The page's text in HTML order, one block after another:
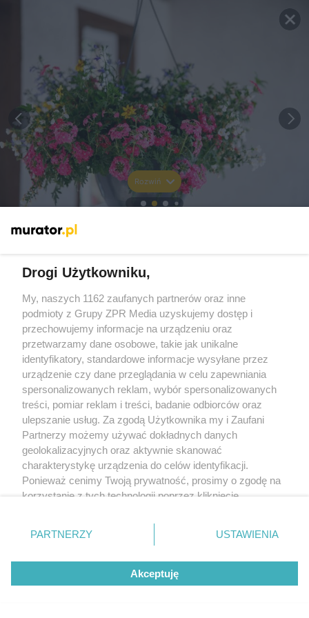
Rozwiń
Drogi Użytkowniku,
My, naszych 1162 zaufanych partnerów oraz inne
podmioty z Grupy ZPR Media uzyskujemy dostęp i
przechowujemy informacje na urządzeniu oraz
przetwarzamy dane osobowe, takie jak unikalne
identyfikatory, standardowe informacje wysyłane przez
urządzenie czy dane przeglądania w celu zapewniania
spersonalizowanych reklam, wybór spersonalizowanych
treści, pomiar reklam i treści, badanie odbiorców oraz
ulepszanie usług. Za zgodą Użytkownika my i Zaufani
Partnerzy możemy używać dokładnych danych
geolokalizacyjnych oraz aktywnie skanować
charakterystykę urządzenia do celów identyfikacji.
Ponieważ cenimy Twoją prywatność, prosimy o zgodę na
korzystanie z tych technologii poprzez kliknięcie
zmienić/wycofać klikając przycisk ustawień prywatności
znajdujący się w lewym dolnym rogu strony
rodzaje przetwarzania danych nie wymagają zgody
użytkownika, ale masz prawo sprzeciwić się takiemu
przetwarzaniu. Preferencje będą miały zastosowanie tylko
PARTNERZY USTAWIENIA
Akceptuję